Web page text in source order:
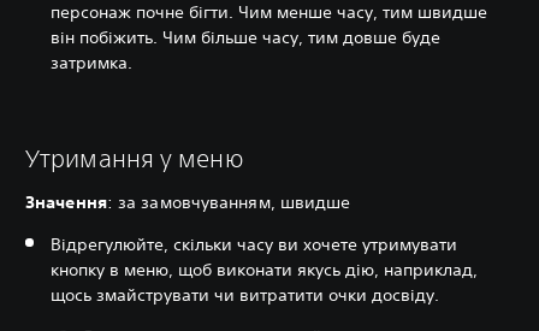
персонаж почне бігти. Чим менше часу, тим швидше
він побіжить. Чим більше часу, тим довше буде
затримка.
Утримання у меню
Значення: за замовчуванням, швидше
Відрегулюйте, скільки часу ви хочете утримувати
кнопку в меню, щоб виконати якусь дію, наприклад,
щось змайструвати чи витратити очки досвіду.